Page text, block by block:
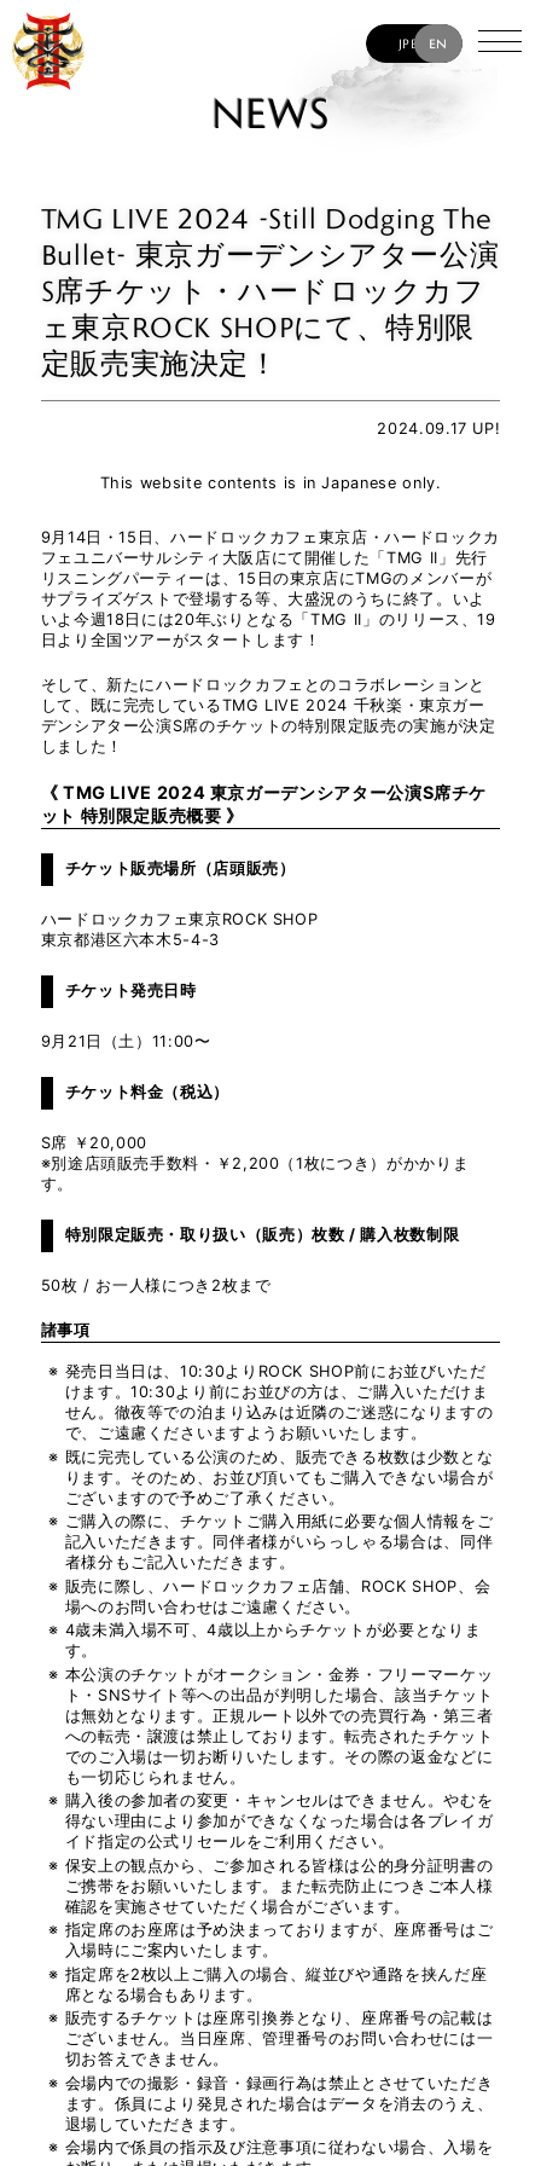
TAK MATSUMOT
O
JACK BLADES
ERIC MARTIN
YUKIHIDE “YT” TA
KIYAMA
JPEN
NEWS
TMG LIVE 2024 -Still Dodging The
Bullet- 東京ガーデンシアター公演
S席チケット・ハードロックカフ
ェ東京ROCK SHOPにて、特別限
定販売実施決定！
2024.09.17 UP!
This website contents is in Japanese only.
9月14日・15日、ハードロックカフェ東京店・ハードロックカ
フェユニバーサルシティ大阪店にて開催した「TMG II」先行
リスニングパーティーは、15日の東京店にTMGのメンバーが
サプライズゲストで登場する等、大盛況のうちに終了。いよ
いよ今週18日には20年ぶりとなる「TMG II」のリリース、19
日より全国ツアーがスタートします！
そして、新たにハードロックカフェとのコラボレーションと
して、既に完売しているTMG LIVE 2024 千秋楽・東京ガー
デンシアター公演S席のチケットの特別限定販売の実施が決定
しました！
《 TMG LIVE 2024 東京ガーデンシアター公演S席チケ
ット 特別限定販売概要 》
チケット販売場所（店頭販売）
ハードロックカフェ東京ROCK SHOP
東京都港区六本木5-4-3
チケット発売日時
9月21日（土）11:00〜
チケット料金（税込）
S席 ￥20,000
※別途店頭販売手数料・￥2,200（1枚につき）がかかりま
す。
特別限定販売・取り扱い（販売）枚数 / 購入枚数制限
50枚 / お一人様につき2枚まで
諸事項
発売日当日は、10:30よりROCK SHOP前にお並びいただ
けます。10:30より前にお並びの方は、ご購入いただけま
せん。徹夜等での泊まり込みは近隣のご迷惑になりますの
で、ご遠慮くださいますようお願いいたします。
既に完売している公演のため、販売できる枚数は少数とな
ります。そのため、お並び頂いてもご購入できない場合が
ございますので予めご了承ください。
ご購入の際に、チケットご購入用紙に必要な個人情報をご
記入いただきます。同伴者様がいらっしゃる場合は、同伴
者様分もご記入いただきます。
販売に際し、ハードロックカフェ店舗、ROCK SHOP、会
場へのお問い合わせはご遠慮ください。
4歳未満入場不可、4歳以上からチケットが必要となりま
す。
本公演のチケットがオークション・金券・フリーマーケッ
ト・SNSサイト等への出品が判明した場合、該当チケット
は無効となります。正規ルート以外での売買行為・第三者
への転売・譲渡は禁止しております。転売されたチケット
でのご入場は一切お断りいたします。その際の返金などに
も一切応じられません。
購入後の参加者の変更・キャンセルはできません。やむを
得ない理由により参加ができなくなった場合は各プレイガ
イド指定の公式リセールをご利用ください。
保安上の観点から、ご参加される皆様は公的身分証明書の
ご携帯をお願いいたします。また転売防止につきご本人様
確認を実施させていただく場合がございます。
指定席のお座席は予め決まっておりますが、座席番号はご
入場時にご案内いたします。
指定席を2枚以上ご購入の場合、縦並びや通路を挟んだ座
席となる場合もあります。
販売するチケットは座席引換券となり、座席番号の記載は
ございません。当日座席、管理番号のお問い合わせには一
切お答えできません。
会場内での撮影・録音・録画行為は禁止とさせていただき
ます。係員により発見された場合はデータを消去のうえ、
退場していただきます。
会場内で係員の指示及び注意事項に従わない場合、入場を